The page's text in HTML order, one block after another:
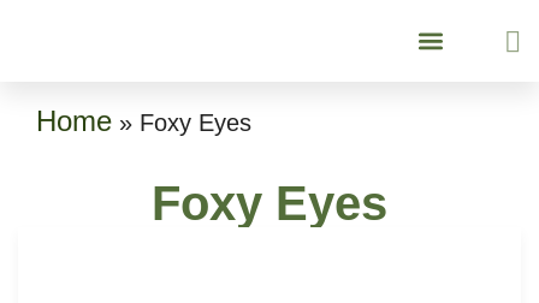
Home » Foxy Eyes
Foxy Eyes